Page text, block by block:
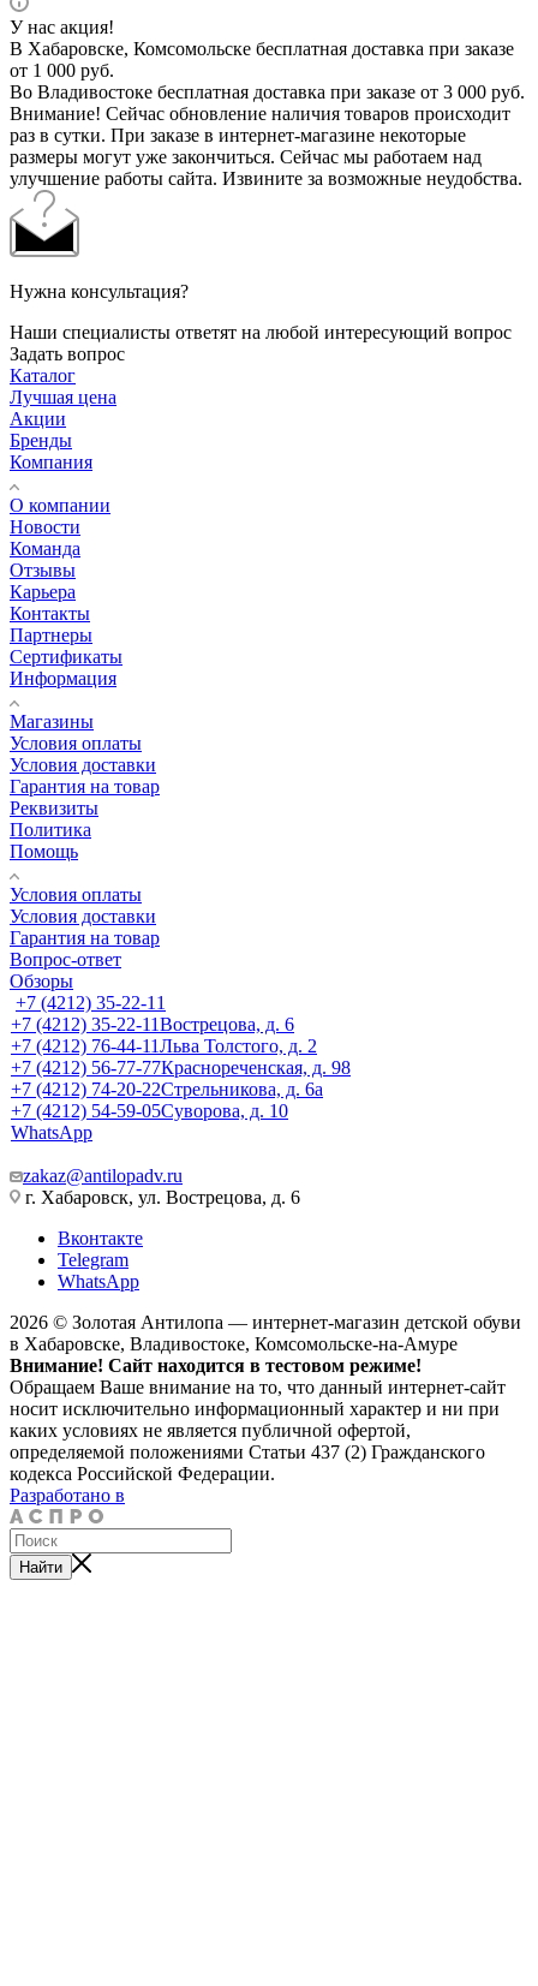
У нас акция!
В Хабаровске, Комсомольске бесплатная доставка при заказе
от 1 000 руб.
Во Владивостоке бесплатная доставка при заказе от 3 000 руб.
Внимание! Сейчас обновление наличия товаров происходит
раз в сутки. При заказе в интернет-магазине некоторые
размеры могут уже закончиться. Сейчас мы работаем над
улучшение работы сайта. Извините за возможные неудобства.
Нужна консультация?
Наши специалисты ответят на любой интересующий вопрос
Задать вопрос
Каталог
Лучшая цена
Акции
Бренды
Компания
О компании
Новости
Команда
Отзывы
Карьера
Контакты
Партнеры
Сертификаты
Информация
Магазины
Условия оплаты
Условия доставки
Гарантия на товар
Реквизиты
Политика
Помощь
Условия оплаты
Условия доставки
Гарантия на товар
Вопрос-ответ
Обзоры
+7 (4212) 35-22-11
+7 (4212) 35-22-11Вострецова, д. 6
+7 (4212) 76-44-11Льва Толстого, д. 2
+7 (4212) 56-77-77Краснореченская, д. 98
+7 (4212) 74-20-22Стрельникова, д. 6а
+7 (4212) 54-59-05Суворова, д. 10
WhatsApp
zakaz@antilopadv.ru
г. Хабаровск, ул. Вострецова, д. 6
Вконтакте
Telegram
WhatsApp
2026 © Золотая Антилопа — интернет-магазин детской обуви
в Хабаровске, Владивостоке, Комсомольске-на-Амуре
Внимание! Сайт находится в тестовом режиме!
Обращаем Ваше внимание на то, что данный интернет-сайт
носит исключительно информационный характер и ни при
каких условиях не является публичной офертой,
определяемой положениями Статьи 437 (2) Гражданского
кодекса Российской Федерации.
Разработано в
Найти